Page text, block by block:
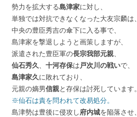
勢力を拡大する島津家に対し、
単独では対抗できなくなった大友宗麟は、
中央の豊臣秀吉の傘下に入る事で、
島津家を撃退しようと画策しますが、
派遣された豊臣軍の長宗我部元親
仙石秀久
十河存保は 戸次川の戦いで、
島津家久に敗れており、
元親の嫡男信親と存保は討死しています。
※仙石は責を問われて改易処分。
島津勢は豊後に侵攻し府内城を陥落させ、